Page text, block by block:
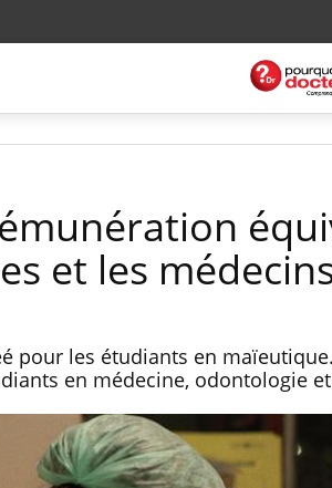
et les
pour les étudiants en
en médecine, odontologie